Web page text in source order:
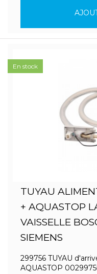
TUYAU
+ AQUASTOP
VAISSELLE
SIEMENS
299756 TUYAU
AQUASTOP
En stock